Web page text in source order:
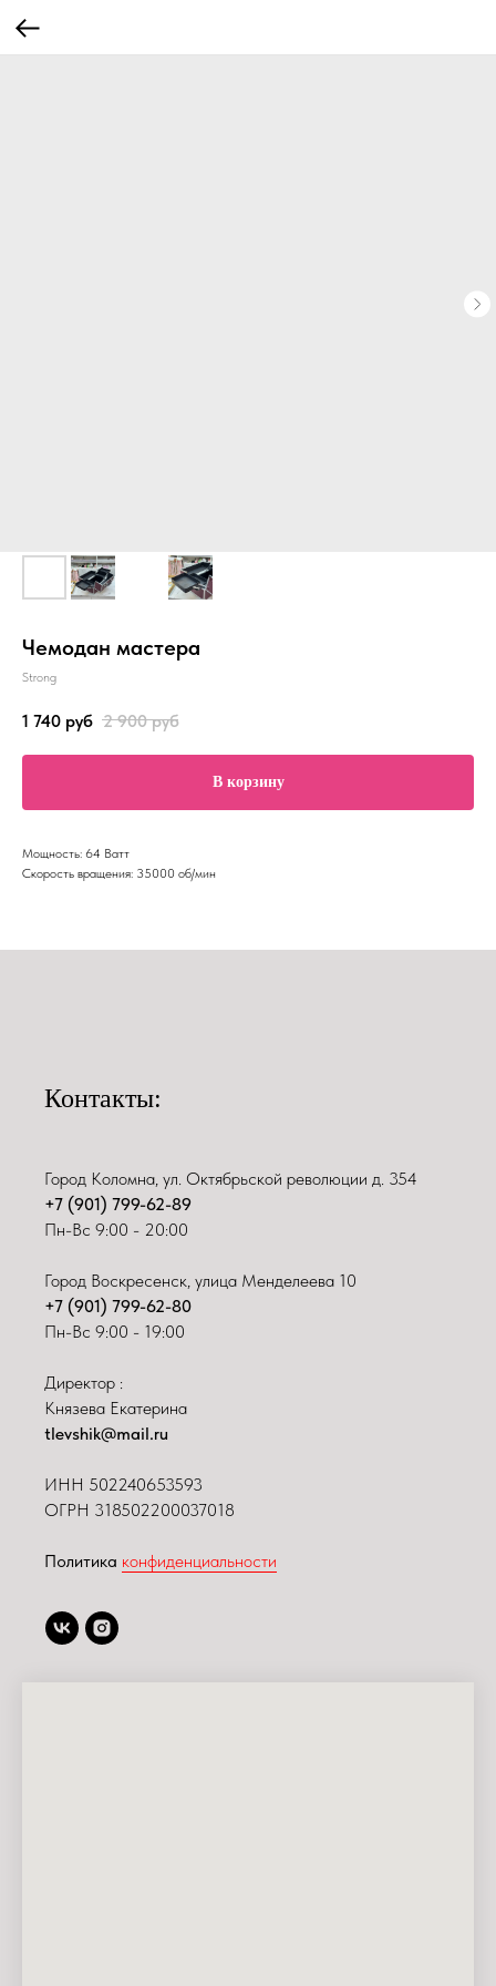
Чемодан мастера
Strong
1 740 руб 2 900 руб
В корзину
Мощность: 64 Ватт
Скорость вращения: 35000 об/мин
Контакты:
Город Коломна, ул. Октябрьской революции д. 354
+7 (901) 799-62-89
Пн-Вс 9:00 - 20:00
Город Воскресенск, улица Менделеева 10
+7 (901) 799-62-80
Пн-Вс 9:00 - 19:00
Директор :
Князева Екатерина
tlevshik@mail.ru
ИНН 502240653593
ОГРН 318502200037018
Политика конфиденциальности